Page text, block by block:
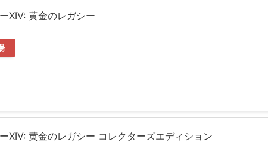
XIV: 黄金のレガシー
XIV: 黄金のレガシー コレクターズエディション